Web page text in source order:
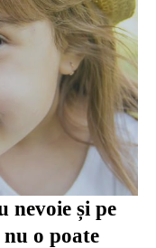
nevoie și pe
o poate